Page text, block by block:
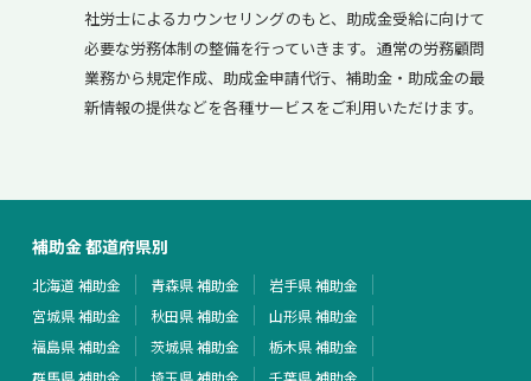
社労士によるカウンセリングのもと、助成金受給に向けて
必要な労務体制の整備を行っていきます。通常の労務顧問
業務から規定作成、助成金申請代行、補助金・助成金の最
新情報の提供などを各種サービスをご利用いただけます。
補助金 都道府県別
北海道 補助金 青森県 補助金
岩手県 補助金
宮城県 補助金
秋田県 補助金
山形県 補助金
福島県 補助金
茨城県 補助金
栃木県 補助金
群馬県 補助金
埼玉県 補助金
千葉県 補助金